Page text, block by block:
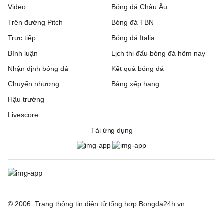
Video
Trên đường Pitch
Trực tiếp
Bóng đá Châu Âu
Bóng đá TBN
Bóng đá Italia
Bình luận
Nhận định bóng đá
Chuyển nhượng
Hậu trường
Livescore
Lịch thi đấu bóng đá hôm nay
Kết quả bóng đá
Bảng xếp hạng
Tải ứng dụng
© 2006. Trang thông tin điện tử tổng hợp Bongda24h.vn